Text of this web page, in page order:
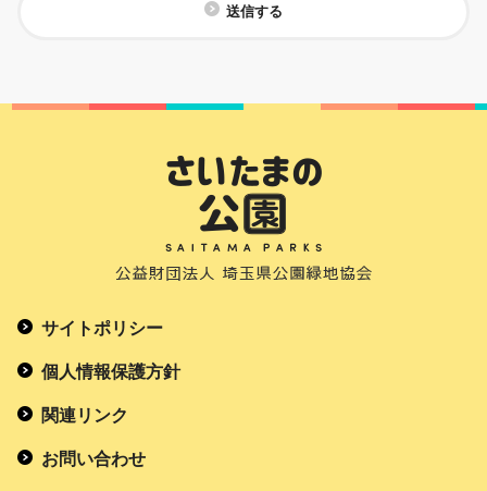
送信する
サイトポリシー
個人情報保護方針
関連リンク
お問い合わせ